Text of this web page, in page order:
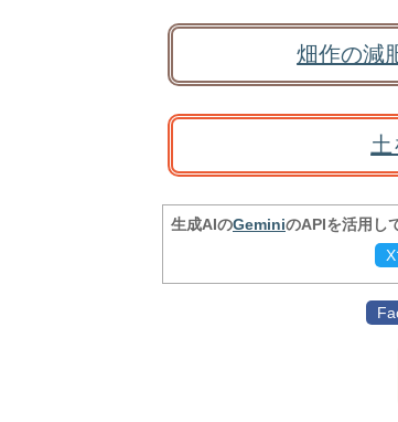
畑作の減
生成AIのGeminiのAPIを活用し